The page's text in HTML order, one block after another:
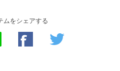
ムをシェアする